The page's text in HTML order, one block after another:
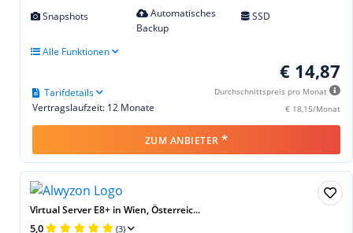
Snapshots
Automatisches
Backup
SSD
Alle Funktionen
€ 14,87
Durchschnittspreis pro Monat
€ 18,15/Monat
Vertragslaufzeit: 12 Monate
Tarifdetails
ZUM ANBIETER *
Virtual Server E8+ in Wien, Österreic...
5,0 (3)